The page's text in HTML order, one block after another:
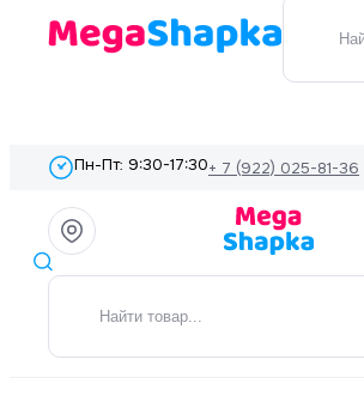
Пн-Пт: 9:30-17:30+ 7 (922) 025-81-36